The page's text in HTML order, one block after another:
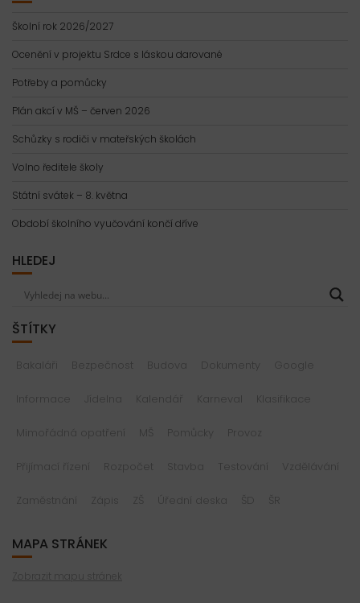
Školní rok 2026/2027
Ocenění v projektu Srdce s láskou darované
Potřeby a pomůcky
Plán akcí v MŠ – červen 2026
Schůzky s rodiči v mateřských školách
Volno ředitele školy
Státní svátek – 8. května
Období školního vyučování končí dříve
HLEDEJ
ŠTÍTKY
Bakaláři Bezpečnost Budova Dokumenty Google
Informace Jídelna Kalendář Karneval Klasifikace
Mimořádná opatření MŠ Pomůcky Provoz
Přijímací řízení Rozpočet Stavba Testování Vzdělávání
Zaměstnání Zápis ZŠ Úřední deska ŠD ŠR
MAPA STRÁNEK
Zobrazit mapu stránek